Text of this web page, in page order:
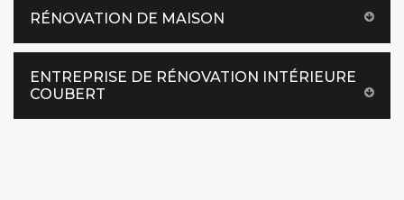
RÉNOVATION DE MAISON
ENTREPRISE DE RÉNOVATION INTÉRIEURE
COUBERT